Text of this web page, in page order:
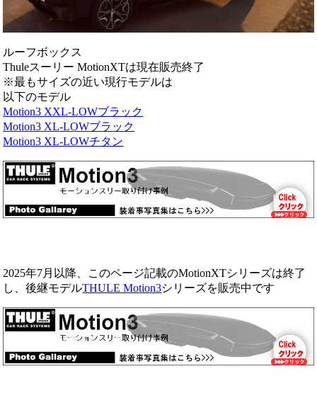
ルーフボックス
Thuleスーリー MotionXTは現在販売終了
※最もサイズの近い現行モデルは
以下のモデル
Motion3 XXL-LOWブラック
Motion3 XL-LOWブラック
Motion3 XL-LOWチタン
2025年7月以降、このページ記載のMotionXTシリーズは終了
し、後継モデルTHULE Motion3シリーズを販売中です